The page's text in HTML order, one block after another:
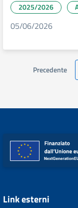
2025/2026
05/06/2026
Precedente
Link esterni